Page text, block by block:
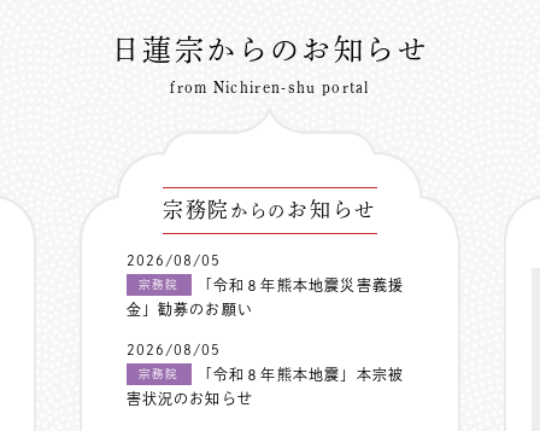
日蓮宗からのお知らせ
from Nichiren-shu portal
宗務院 からの お知らせ
2026/08/05
宗務院
「令和８年熊本地震災害義援
金」勧募のお願い
2026/08/05
宗務院
「令和８年熊本地震」本宗被
害状況のお知らせ